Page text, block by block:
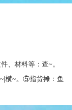
、材料等：查~。
横~。⑤指货摊：鱼